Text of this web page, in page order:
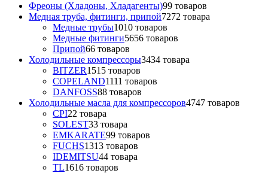
Фреоны (Хладоны, Хладагенты)99 товаров
Медная труба, фитинги, припой7272 товара
Медные трубы1010 товаров
Медные фитинги5656 товаров
Припой66 товаров
Холодильные компрессоры3434 товара
BITZER1515 товаров
COPELAND1111 товаров
DANFOSS88 товаров
Холодильные масла для компрессоров4747 товаров
CPI22 товара
SOLEST33 товара
EMKARATE99 товаров
FUCHS1313 товаров
IDEMITSU44 товара
TL1616 товаров